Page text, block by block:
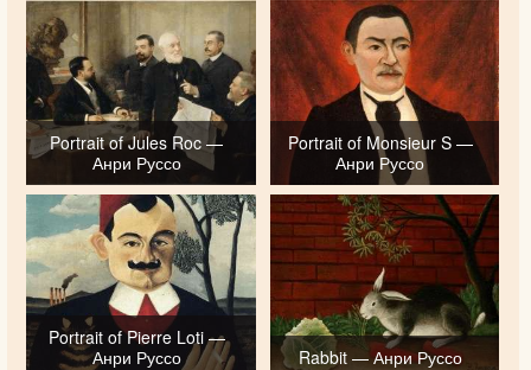
Portrait of Jules Roc —
Анри Руссо
Portrait of Monsieur S —
Анри Руссо
Portrait of Pierre Loti —
Анри Руссо
Rabbit — Анри Руссо